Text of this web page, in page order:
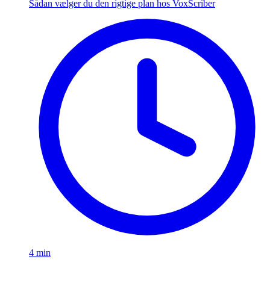
Sådan vælger du den rigtige plan hos VoxScriber
4 min